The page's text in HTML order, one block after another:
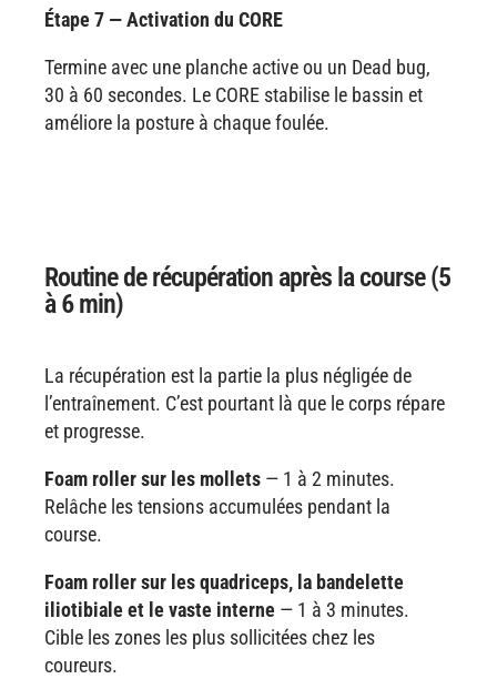
Étape 7 — Activation du CORE
Termine avec une planche active ou un Dead bug,
30 à 60 secondes. Le CORE stabilise le bassin et
améliore la posture à chaque foulée.
Routine de récupération après la course (5
à 6 min)
La récupération est la partie la plus négligée de
l’entraînement. C’est pourtant là que le corps répare
et progresse.
Foam roller sur les mollets — 1 à 2 minutes.
Relâche les tensions accumulées pendant la
course.
Foam roller sur les quadriceps, la bandelette
iliotibiale et le vaste interne — 1 à 3 minutes.
Cible les zones les plus sollicitées chez les
coureurs.